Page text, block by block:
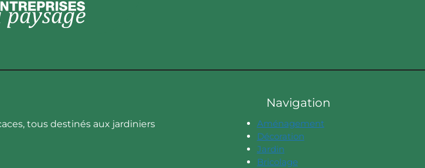
tous destinés aux jardiniers
Navigation
Aménagement
Décoration
Jardin
Bricolage